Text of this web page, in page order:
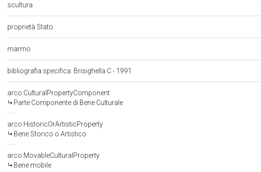
scultura
proprietà Stato
marmo
bibliografia specifica: Brisighella C - 1991
arco:CulturalPropertyComponent
Parte Componente di Bene Culturale
arco:HistoricOrArtisticProperty
Bene Storico o Artistico
arco:MovableCulturalProperty
Bene mobile